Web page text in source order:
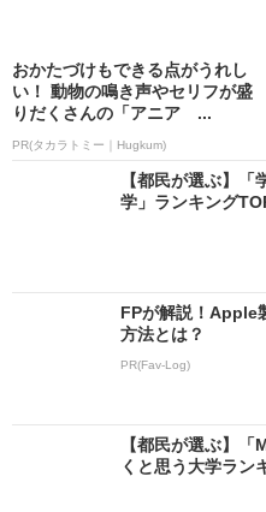
おかたづけもできる点がうれし
い！ 動物の鳴き声やセリフが盛
りだくさんの「アニア ...
PR(タカラトミー｜Hugkum)
【都民が選ぶ】
学」ランキング
FPが解説！Apple
方法とは？
PR(Fav-Log)
【都民が選ぶ】
くと思う大学ラン